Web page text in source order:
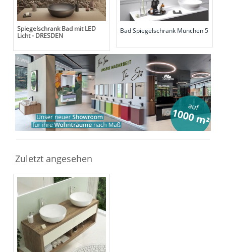
Spiegelschrank Bad mit LED
Licht - DRESDEN
Bad Spiegelschrank München 5
Zuletzt angesehen